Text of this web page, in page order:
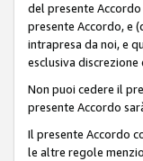
del presente
presente Accordo, e
intrapresa da noi, e
esclusiva
Non puoi cedere il
presente Accordo
Il presente Accordo
le altre regole